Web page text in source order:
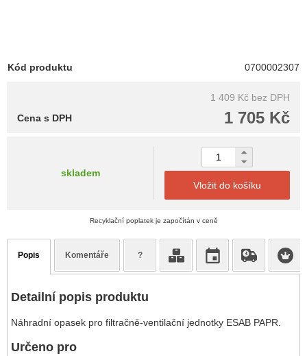
Kód produktu 0700002307
1 409 Kč bez DPH
1 705 Kč
Cena s DPH
skladem
Vložit do košíku
Recyklační poplatek je započítán v ceně
Popis Komentáře ?
Detailní popis produktu
Náhradní opasek pro filtračně-ventilační jednotky ESAB PAPR.
Určeno pro